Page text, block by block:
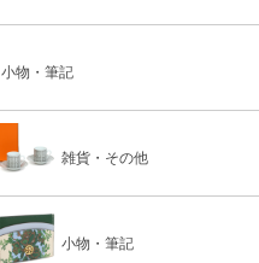
小物・筆記
雑貨・その他
小物・筆記